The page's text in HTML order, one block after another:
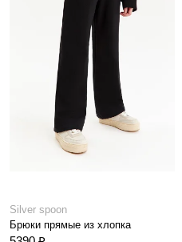
Silver spoon
Брюки прямые из хлопка